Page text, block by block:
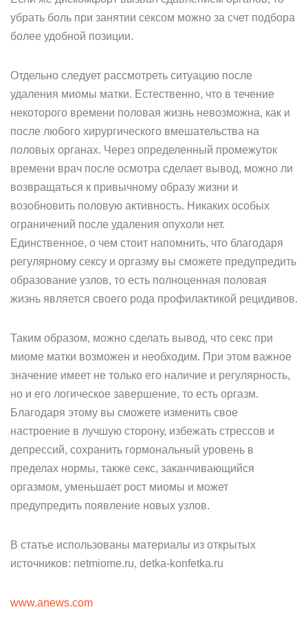
убрать боль при занятии сексом можно за счет подбора
более удобной позиции.
Отдельно следует рассмотреть ситуацию после
удаления миомы матки. Естественно, что в течение
некоторого времени половая жизнь невозможна, как и
после любого хирургического вмешательства на
половых органах. Через определенный промежуток
времени врач после осмотра сделает вывод, можно ли
возвращаться к привычному образу жизни и
возобновить половую активность. Никаких особых
ограничений после удаления опухоли нет.
Единственное, о чем стоит напомнить, что благодаря
регулярному сексу и оргазму вы сможете предупредить
образование узлов, то есть полноценная половая
жизнь является своего рода профилактикой рецидивов.
Таким образом, можно сделать вывод, что секс при
миоме матки возможен и необходим. При этом важное
значение имеет не только его наличие и регулярность,
но и его логическое завершение, то есть оргазм.
Благодаря этому вы сможете изменить свое
настроение в лучшую сторону, избежать стрессов и
депрессий, сохранить гормональный уровень в
пределах нормы, также секс, заканчивающийся
оргазмом, уменьшает рост миомы и может
предупредить появление новых узлов.
В статье использованы материалы из открытых
источников: netmiome.ru, detka-konfetka.ru
www.anews.com